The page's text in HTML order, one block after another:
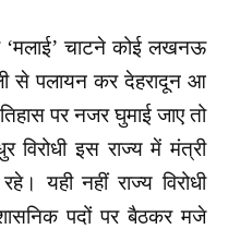
‘मलाई’ चाटने कोई लखनऊ
से पलायन कर देहरादून आ
पर नजर घुमाई जाए तो
इस राज्य में मंत्री
यही नहीं राज्य विरोधी
पदों पर बैठकर मजे